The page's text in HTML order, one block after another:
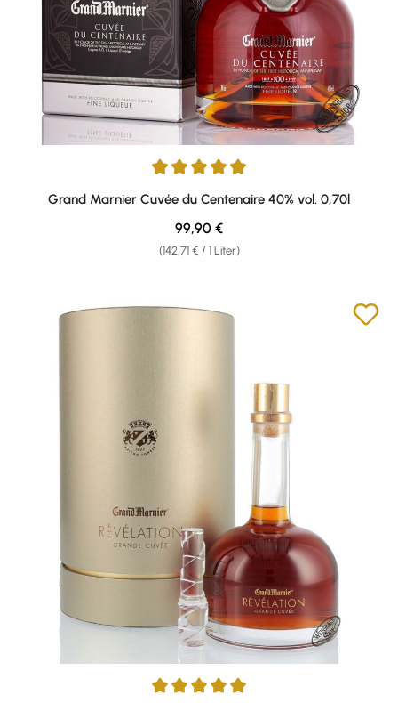
Durchschnittliche Bewertung von 4.96 von 5 Sternen
Grand Marnier Cuvée du Centenaire 40% vol. 0,70l
(142,71 € / 1 Liter)
Regulärer Preis:
99,90 €